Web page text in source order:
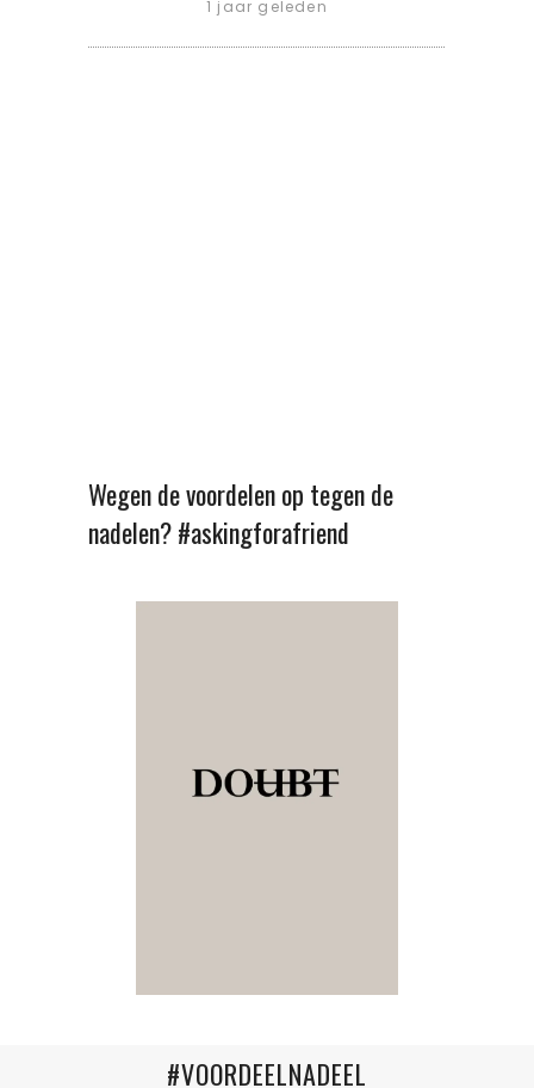
1 jaar geleden
Wegen de voordelen op tegen de
nadelen? #askingforafriend
#VOORDEELNADEEL